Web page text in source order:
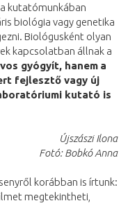
kutatómunkában
biológia vagy genetika
Biológusként olyan
kapcsolatban állnak a
gyógyít, hanem a
fejlesztő vagy új
kutató is
Újszászi Ilona
Fotó: Bobkó Anna
korábban is írtunk:
megtekintheti,